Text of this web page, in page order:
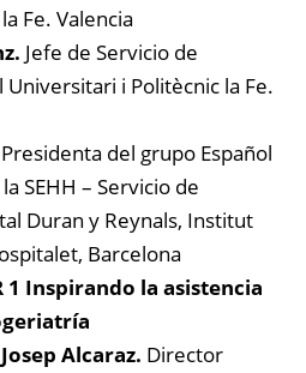
Fe. Valencia
Jefe de Servicio de
i Politècnic la Fe.
Presidenta del grupo Español
SEHH – Servicio de
Duran y Reynals, Institut
Barcelona
1 Inspirando la asistencia
Alcaraz. Director